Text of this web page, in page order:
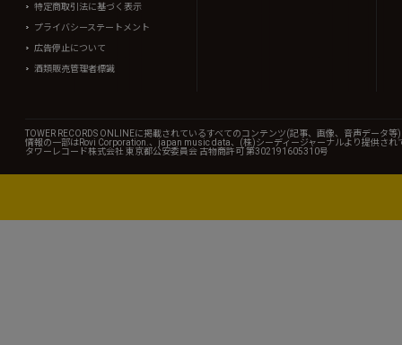
特定商取引法に基づく表示
プライバシーステートメント
広告停止について
酒類販売管理者標識
TOWER RECORDS ONLINEに掲載されているすべてのコンテンツ(記事、画像、音声データ
情報の一部はRovi Corporation.、japan music data、(株)シーディージャーナルより提供され
タワーレコード株式会社 東京都公安委員会 古物商許可 第302191605310号